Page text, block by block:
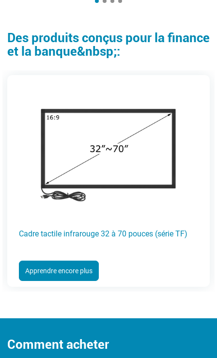
Des produits conçus pour la finance
et la banque&nbsp;:
Cadre tactile infrarouge 32 à 70 pouces (série TF)
Apprendre encore plus
Comment acheter